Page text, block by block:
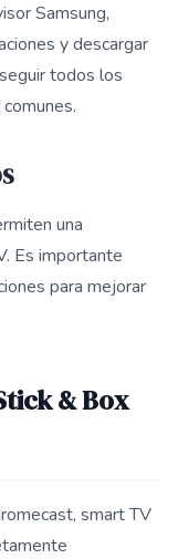
Samsung,
y descargar
todos los
una
Es importante
para mejorar
& Box
smart TV